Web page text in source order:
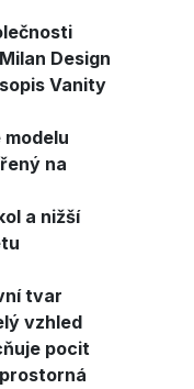
Design
Vanity
na
a nižší
tvar
vzhled
pocit